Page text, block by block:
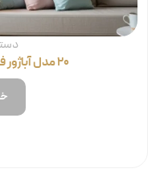
۲۰ مدل آباژور فانتزی رومیزی و ایستاده